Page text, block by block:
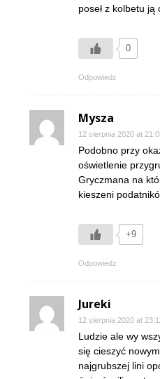
poseł z kolbetu ją
0
Odpowiedz
Mysza
12 sierpnia 2020 at
Podobno przy
oświetlenie
Gryczmana na
kieszeni
+9
Odpowiedz
Jureki
12 sierpnia 2020 at
Ludzie ale wy
się cieszyć
najgrubszej lini